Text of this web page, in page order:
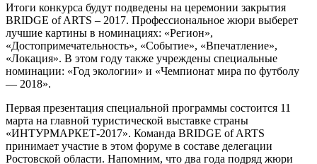
Итоги конкурса будут подведены на церемонии закрытия
BRIDGE of ARTS – 2017. Профессиональное жюри выберет
лучшие картины в номинациях: «Регион»,
«Достопримечательность», «Событие», «Впечатление»,
«Локация». В этом году также учреждены специальные
номинации: «Год экологии» и «Чемпионат мира по футболу
— 2018».
Первая презентация специальной программы состоится 11
марта на главной туристической выставке страны
«ИНТУРМАРКЕТ-2017». Команда BRIDGE of ARTS
принимает участие в этом форуме в составе делегации
Ростовской области. Напомним, что два года подряд жюри